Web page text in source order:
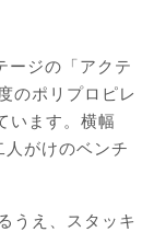
ージの「アクテ
のポリプロピレ
います。横幅
がけのベンチ
うえ、スタッキ